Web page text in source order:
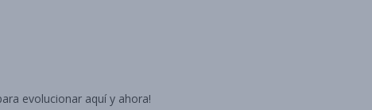
evolucionar aquí y ahora!